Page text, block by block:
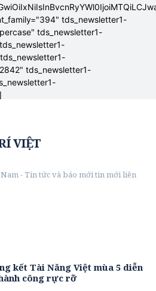
tds_newsletter1-
tds_newsletter1-
tds_newsletter1-
VIỆT
- Tin tức và báo mới tin mới liên
kết Tài Năng Việt mùa 5 diễn
công rực rỡ